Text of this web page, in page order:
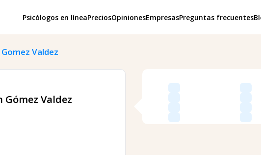
Psicólogos en líneaPreciosOpinionesEmpresasPreguntas frecuentes
Valdez
Valdez